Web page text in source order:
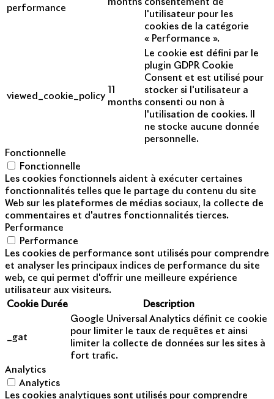
performance
months consentement de
l'utilisateur pour les
cookies de la catégorie
« Performance ».
viewed_cookie_policy
months
Le cookie est défini par le
plugin GDPR Cookie
Consent et est utilisé pour
stocker si l'utilisateur a
consenti ou non à
l'utilisation de cookies. Il
ne stocke aucune donnée
personnelle.
Fonctionnelle
Fonctionnelle
Les cookies fonctionnels aident à exécuter certaines
fonctionnalités telles que le partage du contenu du site
Web sur les plateformes de médias sociaux, la collecte de
commentaires et d'autres fonctionnalités tierces.
Performance
Performance
Les cookies de performance sont utilisés pour comprendre
et analyser les principaux indices de performance du site
web, ce qui permet d'offrir une meilleure expérience
utilisateur aux visiteurs.
Cookie Durée Description
_gat
Google Universal Analytics définit ce cookie
pour limiter le taux de requêtes et ainsi
limiter la collecte de données sur les sites à
fort trafic.
Analytics
Analytics
Les cookies analytiques sont utilisés pour comprendre